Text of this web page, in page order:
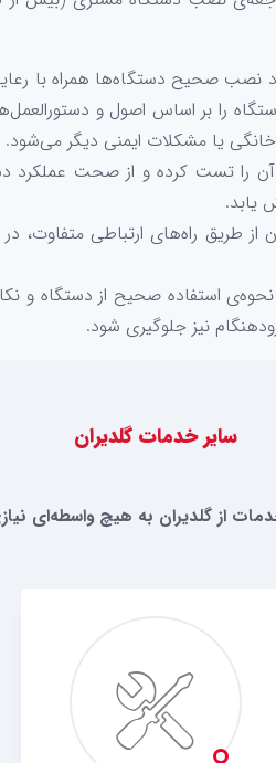
نصب صحیح دستگاه‌ها همراه با
دستگاه را بر اساس اصول و
یا مشکلات ایمنی دیگر می‌شود.
را تست کرده و از صحت عملکرد
یابد.
طریق راه‌های ارتباطی متفاوت،
استفاده صحیح از دستگاه و
نیز جلوگیری شود.
سایر خدمات گلدیران
از گلدیران به هیچ واسطه‌ای